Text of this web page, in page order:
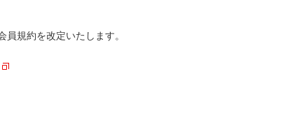
規約を改定いたします。